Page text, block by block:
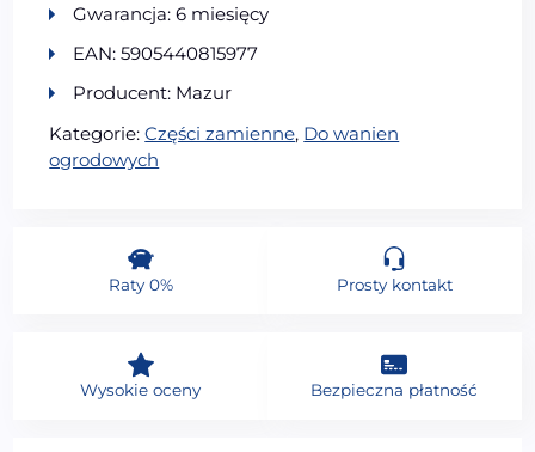
Gwarancja: 6 miesięcy
EAN: 5905440815977
Producent: Mazur
Kategorie:Części zamienne, Do wanien
ogrodowych
Raty 0% Prosty kontakt
Wysokie oceny Bezpieczna płatność